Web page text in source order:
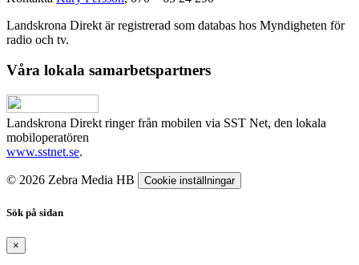
Landskrona Direkt är registrerad som databas hos Myndigheten för
radio och tv.
Våra lokala samarbetspartners
Landskrona Direkt ringer från mobilen via SST Net, den lokala
mobiloperatören
www.sstnet.se.
© 2026 Zebra Media HB Cookie inställningar
Sök på sidan
×